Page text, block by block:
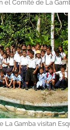
el Comité de La
La Gamba visitan